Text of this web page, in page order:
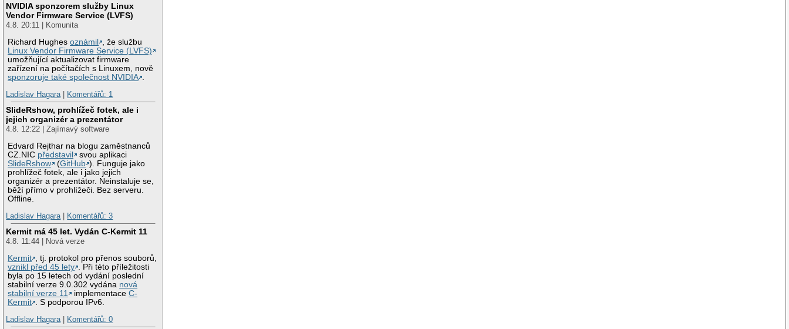
NVIDIA sponzorem služby Linux
Vendor Firmware Service (LVFS)
4.8. 20:11 | Komunita
Richard Hughesoznámil
, že službu
Linux Vendor Firmware Service (LVFS)
umožňující aktualizovat firmware
zařízení na počítačích s Linuxem, nově
sponzoruje také společnost NVIDIA
Ladislav Hagara| Komentářů: 1
SlideRshow, prohlížeč fotek, ale i
jejich organizér a prezentátor
4.8. 12:22 | Zajímavý software
Edvard Rejthar na blogu zaměstnanců
CZ.NIC představil
svou aplikaci
SlideRshow
(GitHub ). Funguje jako
prohlížeč fotek, ale i jako jejich
organizér a prezentátor. Neinstaluje se,
běží přímo v prohlížeči. Bez serveru.
Offline.
Ladislav Hagara| Komentářů: 3
Kermit má 45 let. Vydán C-Kermit 11
4.8. 11:44 | Nová verze
Kermit
, tj. protokol pro přenos souborů,
vznikl před 45 lety
. Při této příležitosti
byla po 15 letech od vydání poslední
stabilní verze 9.0.302 vydána nová
stabilní verze 11
implementaceC-
Kermit
. S podporou IPv6.
Ladislav Hagara| Komentářů: 0